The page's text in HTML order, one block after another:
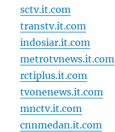
sctv.it.com
transtv.it.com
indosiar.it.com
metrotvnews.it.com
rctiplus.it.com
tvonenews.it.com
mnctv.it.com
cnnmedan.it.com